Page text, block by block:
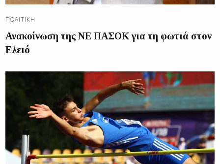
ΠΟΛΙΤΙΚΉ
Ανακοίνωση της ΝΕ ΠΑΣΟΚ για τη φωτιά στον
Ελειό